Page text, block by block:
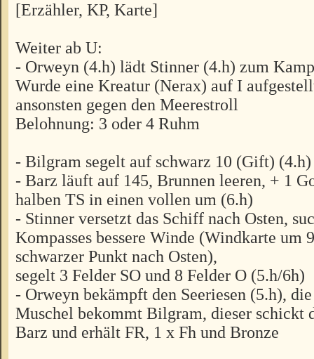
[Erzähler, KP, Karte]
Weiter ab U:
- Orweyn (4.h) lädt Stinner (4.h) zum
Wurde eine Kreatur (Nerax) auf I
ansonsten gegen den Meerestroll
Belohnung: 3 oder 4 Ruhm
- Bilgram segelt auf schwarz 10 (Gift) (4.h)
- Barz läuft auf 145, Brunnen leeren, + 1
halben TS in einen vollen um (6.h)
- Stinner versetzt das Schiff nach Osten,
Kompasses bessere Winde (Windkarte um
schwarzer Punkt nach Osten),
segelt 3 Felder SO und 8 Felder O (5.h/6h)
- Orweyn bekämpft den Seeriesen (5.h),
Muschel bekommt Bilgram, dieser schickt
Barz und erhält FR, 1 x Fh und Bronze